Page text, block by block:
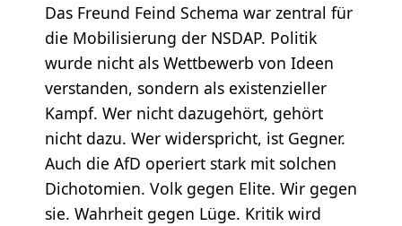
Das Freund Feind Schema war zentral für
die Mobilisierung der NSDAP. Politik
wurde nicht als Wettbewerb von Ideen
verstanden, sondern als existenzieller
Kampf. Wer nicht dazugehört, gehört
nicht dazu. Wer widerspricht, ist Gegner.
Auch die AfD operiert stark mit solchen
Dichotomien. Volk gegen Elite. Wir gegen
sie. Wahrheit gegen Lüge. Kritik wird